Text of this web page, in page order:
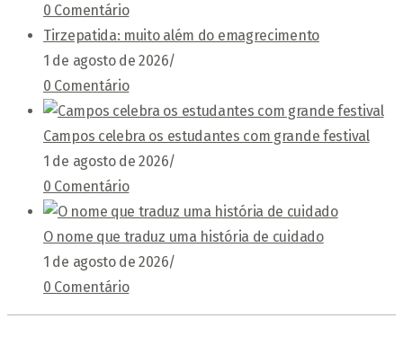
0 Comentário
Tirzepatida: muito além do emagrecimento
1 de agosto de 2026/
0 Comentário
Campos celebra os estudantes com grande festival
1 de agosto de 2026/
0 Comentário
O nome que traduz uma história de cuidado
1 de agosto de 2026/
0 Comentário